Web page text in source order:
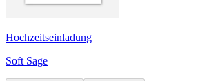
Hochzeitseinladung
Soft Sage